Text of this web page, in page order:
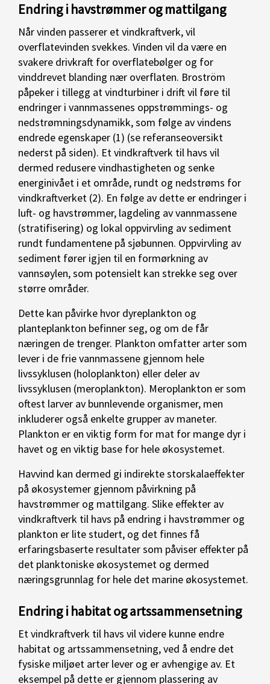
Endring i havstrømmer og mattilgang
Når vinden passerer et vindkraftverk, vil
overflatevinden svekkes. Vinden vil da være en
svakere drivkraft for overflatebølger og for
vinddrevet blanding nær overflaten. Broström
påpeker i tillegg at vindturbiner i drift vil føre til
endringer i vannmassenes oppstrømmings- og
nedstrømningsdynamikk, som følge av vindens
endrede egenskaper (1) (se referanseoversikt
nederst på siden). Et vindkraftverk til havs vil
dermed redusere vindhastigheten og senke
energinivået i et område, rundt og nedstrøms for
vindkraftverket (2). En følge av dette er endringer i
luft- og havstrømmer, lagdeling av vannmassene
(stratifisering) og lokal oppvirvling av sediment
rundt fundamentene på sjøbunnen. Oppvirvling av
sediment fører igjen til en formørkning av
vannsøylen, som potensielt kan strekke seg over
større områder.
Dette kan påvirke hvor dyreplankton og
planteplankton befinner seg, og om de får
næringen de trenger. Plankton omfatter arter som
lever i de frie vannmassene gjennom hele
livssyklusen (holoplankton) eller deler av
livssyklusen (meroplankton). Meroplankton er som
oftest larver av bunnlevende organismer, men
inkluderer også enkelte grupper av maneter.
Plankton er en viktig form for mat for mange dyr i
havet og en viktig base for hele økosystemet.
Havvind kan dermed gi indirekte storskalaeffekter
på økosystemer gjennom påvirkning på
havstrømmer og mattilgang. Slike effekter av
vindkraftverk til havs på endring i havstrømmer og
plankton er lite studert, og det finnes få
erfaringsbaserte resultater som påviser effekter på
det planktoniske økosystemet og dermed
næringsgrunnlag for hele det marine økosystemet.
Endring i habitat og artssammensetning
Et vindkraftverk til havs vil videre kunne endre
habitat og artssammensetning, ved å endre det
fysiske miljøet arter lever og er avhengige av. Et
eksempel på dette er gjennom plassering av